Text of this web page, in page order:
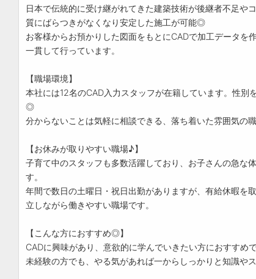
日本で伝統的に受け継がれてきた建築技術が後継者不足や
質にばらつきがなくなり安定した施工が可能◎
お客様からお預かりした図面をもとにCADで加工データを
一貫して行っています。
【職場環境】
本社には12名のCAD入力スタッフが在籍しています。性別
◎
分からないことは気軽に相談できる、落ち着いた雰囲気の職
【お休みが取りやすい職場♪】
子育て中のスタッフも多数活躍しており、お子さんの急な
す。
年間で数日の土曜日・祝日出勤がありますが、有給休暇を
立しながら働きやすい職場です。
【こんな方におすすめ◎】
CADに興味があり、意欲的に学んでいきたい方におすすめで
未経験の方でも、やる気があれば一からしっかりと知識や